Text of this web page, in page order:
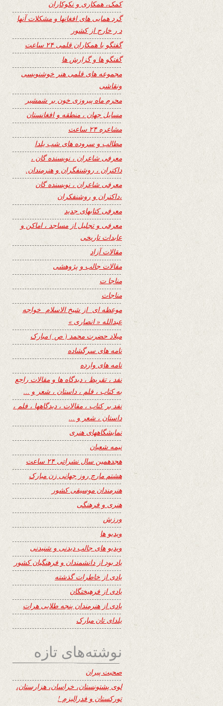
کمک، همکاری و نکوکاران
گرد همایی های افغانها و مشکلات آنها
د ر خارج از کشور
گفتگو با همکاران قلمی ۲۴ ساعت
گفتگو ها و گزارش ها
مجموعه های قلمی هنر خوشنویسی
ونقاشی
محرم ماه پیروزی خون بر شمشیر
مسایل جهان ، منطقه و افغانستان
مشاعره ۲۴ ساعت
مطالب و سروده های شب یلدا
معرفی شاعران ، نویسنده گان ،
داکتران ، روشنفگران و هنرمندان.
معرفی شاعران ، نویسنده گان
،داکتران و روشنفکران
معرفی کتابهای جدید
معرفی و تجلیل از مساجد ، اماکن و
عابدات تاریخی
مقالات آزاد
مقالات جالب و پژوهشی
مناجا ت
مناجات
موعظه ای از شیخ الاسلام خواجه
عبدالله « انصاری »
میلاد حضرت محمد ( ص ) مبارک
نامه های سرگشاده
نامه های وارده
نفد ، تقریظ ، دیدگاه ها و مقالات راجع
به کتاب ، فلم ، داستان ، شعر و …
نفد بر کتاب ، مقالات ، دیدگاهها ، فلم ،
داستان ، شعر و …
نمایشگاههای هنری
نیمه شعبان
هجدهمین سال نشراتی ۲۴ ساعت
هشتم مارچ روز جهانی زن مبارک
هنرمندان موسیقی کشور
هنری و فرهنگی
ورزش
ویدیو ها
ویدیو های جالب دیدنی و شنیدنی
یاد بود از دانشمندان و فرهنگیان کشور
یادی از خاطرات گذشته
یادی از فرهیختگان
یادی از هنرمندان پنجه طلایی هرات
یلدای تان مبارک
نوشته‌های تازه
صحبت پیران
لوی پشتونستان، خراسان، هزارستان،
تورکستان و فدرالیزم !